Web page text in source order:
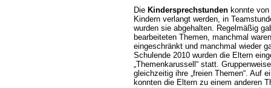
Die Kindersprechstunden konnte von
Kindern verlangt werden, in
wurden sie abgehalten. Regelmäßig
bearbeiteten Themen, manchmal
eingeschränkt und manchmal wieder
Schulende 2010 wurden die Eltern
Themenkarussell“ statt.
gleichzeitig ihre „freien Themen“. Auf
konnten die Eltern zu einem anderen